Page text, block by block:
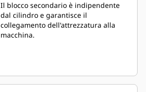
Il blocco secondario è indipendente
dal cilindro e garantisce il
collegamento dell'attrezzatura alla
macchina.